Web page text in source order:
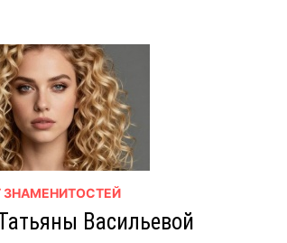
ЗНАМЕНИТОСТЕЙ
Васильевой